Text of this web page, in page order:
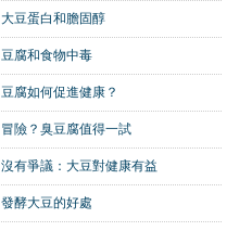
大豆蛋白和膽固醇
豆腐和食物中毒
豆腐如何促進健康？
冒險？臭豆腐值得一試
沒有爭議：大豆對健康有益
發酵大豆的好處